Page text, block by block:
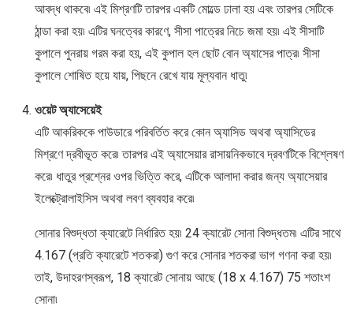
আবদ্ধ থাকবে৷ এই মিশ্রণটি তারপর একটি মোল্ডে ঢালা হয় এবং তারপর সেটিকে
ঠান্ডা করা হয়৷ এটির ঘনত্বের কারণে, সীসা পাত্রের নিচে জমা হয়৷ এই সীসাটি
কুপালে পুনরায় গরম করা হয়, এই কুপাল হল ছোট বোন অ্যাসের পাত্র৷ সীসা
কুপালে শোষিত হয়ে যায়, পিছনে রেখে যায় মূল্যবান ধাতু৷
ওয়েট অ্যাসেয়েই
এটি আকরিককে পাউডারে পরিবর্তিত করে কোন অ্যাসিড অথবা অ্যাসিডের
মিশ্রণে দ্রবীভূত করে৷ তারপর এই অ্যাসেয়ার রাসায়নিকভাবে দ্রবণটিকে বিশ্লেষণ
করে৷ ধাতুর প্রশ্নের ওপর ভিত্তি করে, এটিকে আলাদা করার জন্য অ্যাসেয়ার
ইলেক্ট্রোলাইসিস অথবা লবণ ব্যবহার করে৷
সোনার বিশুদ্ধতা ক্যারেটে নির্ধারিত হয়৷ 24 ক্যারেট সোনা বিশুদ্ধতম৷ এটির সাথে
4.167 (প্রতি ক্যারেটে শতকরা) গুণ করে সোনার শতকরা ভাগ গণনা করা হয়৷
তাই, উদাহরণস্বরূপ, 18 ক্যারেট সোনায় আছে (18 x 4.167) 75 শতাংশ
সোনা৷